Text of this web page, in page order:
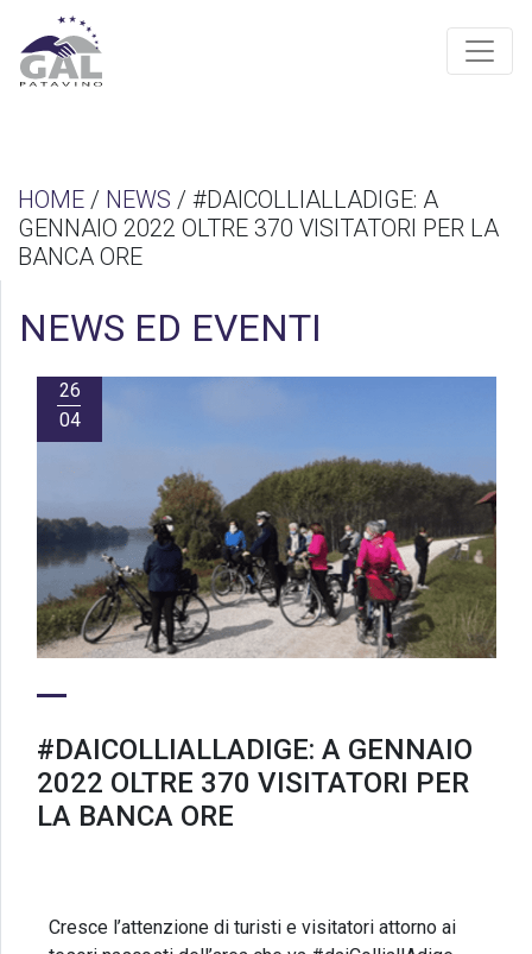
HOME / NEWS / #DAICOLLIALLADIGE: A
GENNAIO 2022 OLTRE 370 VISITATORI PER LA
BANCA ORE
NEWS ED EVENTI
26
04
#DAICOLLIALLADIGE: A GENNAIO
2022 OLTRE 370 VISITATORI PER
LA BANCA ORE
Cresce l’attenzione di turisti e visitatori attorno ai